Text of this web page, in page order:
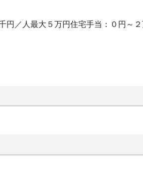
／人最大５万円住宅手当：０円～